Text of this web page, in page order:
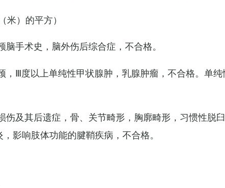
米）的平方）
手术史，脑外伤后综合症，不合格。
，Ⅲ度以上单纯性甲状腺肿，乳腺肿瘤，不合格。单
伤及其后遗症，骨、关节畸形，胸廓畸形，习惯性脱
影响肢体功能的腱鞘疾病，不合格。